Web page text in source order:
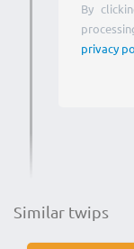
By
privacy
Similar twips